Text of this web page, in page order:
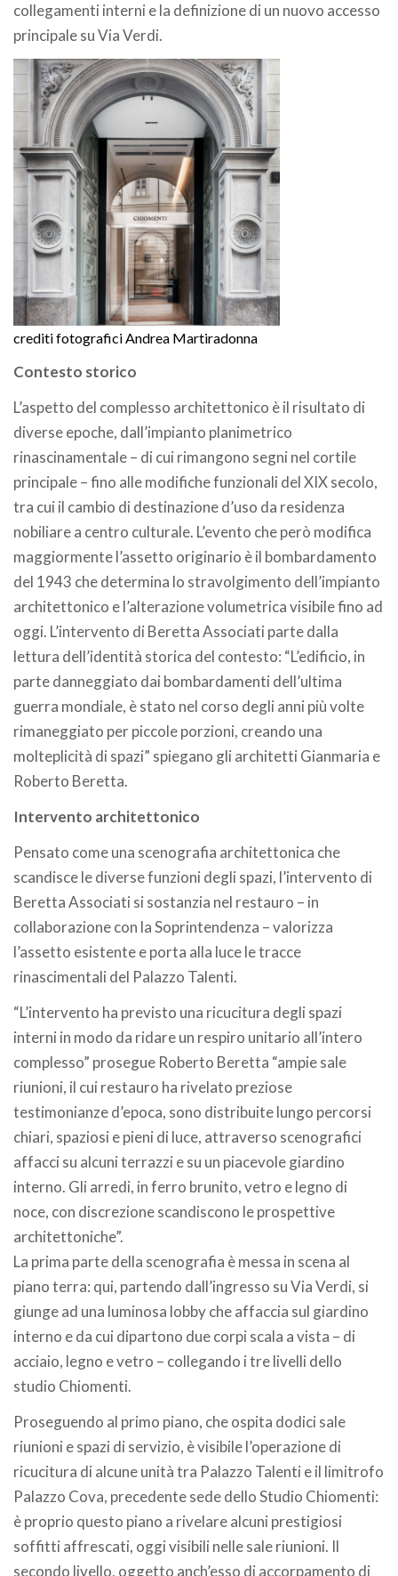
collegamenti interni e la definizione di un nuovo accesso
principale su Via Verdi.
crediti fotografici Andrea Martiradonna
Contesto storico
L’aspetto del complesso architettonico è il risultato di
diverse epoche, dall’impianto planimetrico
rinascinamentale – di cui rimangono segni nel cortile
principale – fino alle modifiche funzionali del XIX secolo,
tra cui il cambio di destinazione d’uso da residenza
nobiliare a centro culturale. L’evento che però modifica
maggiormente l’assetto originario è il bombardamento
del 1943 che determina lo stravolgimento dell’impianto
architettonico e l’alterazione volumetrica visibile fino ad
oggi. L’intervento di Beretta Associati parte dalla
lettura dell’identità storica del contesto: “L’edificio, in
parte danneggiato dai bombardamenti dell’ultima
guerra mondiale, è stato nel corso degli anni più volte
rimaneggiato per piccole porzioni, creando una
molteplicità di spazi” spiegano gli architetti Gianmaria e
Roberto Beretta.
Intervento architettonico
Pensato come una scenografia architettonica che
scandisce le diverse funzioni degli spazi, l’intervento di
Beretta Associati si sostanzia nel restauro – in
collaborazione con la Soprintendenza – valorizza
l’assetto esistente e porta alla luce le tracce
rinascimentali del Palazzo Talenti.
“L’intervento ha previsto una ricucitura degli spazi
interni in modo da ridare un respiro unitario all’intero
complesso” prosegue Roberto Beretta “ampie sale
riunioni, il cui restauro ha rivelato preziose
testimonianze d’epoca, sono distribuite lungo percorsi
chiari, spaziosi e pieni di luce, attraverso scenografici
affacci su alcuni terrazzi e su un piacevole giardino
interno. Gli arredi, in ferro brunito, vetro e legno di
noce, con discrezione scandiscono le prospettive
architettoniche”.
La prima parte della scenografia è messa in scena al
piano terra: qui, partendo dall’ingresso su Via Verdi, si
giunge ad una luminosa lobby che affaccia sul giardino
interno e da cui dipartono due corpi scala a vista – di
acciaio, legno e vetro – collegando i tre livelli dello
studio Chiomenti.
Proseguendo al primo piano, che ospita dodici sale
riunioni e spazi di servizio, è visibile l’operazione di
ricucitura di alcune unità tra Palazzo Talenti e il limitrofo
Palazzo Cova, precedente sede dello Studio Chiomenti:
è proprio questo piano a rivelare alcuni prestigiosi
soffitti affrescati, oggi visibili nelle sale riunioni. Il
secondo livello, oggetto anch’esso di accorpamento di